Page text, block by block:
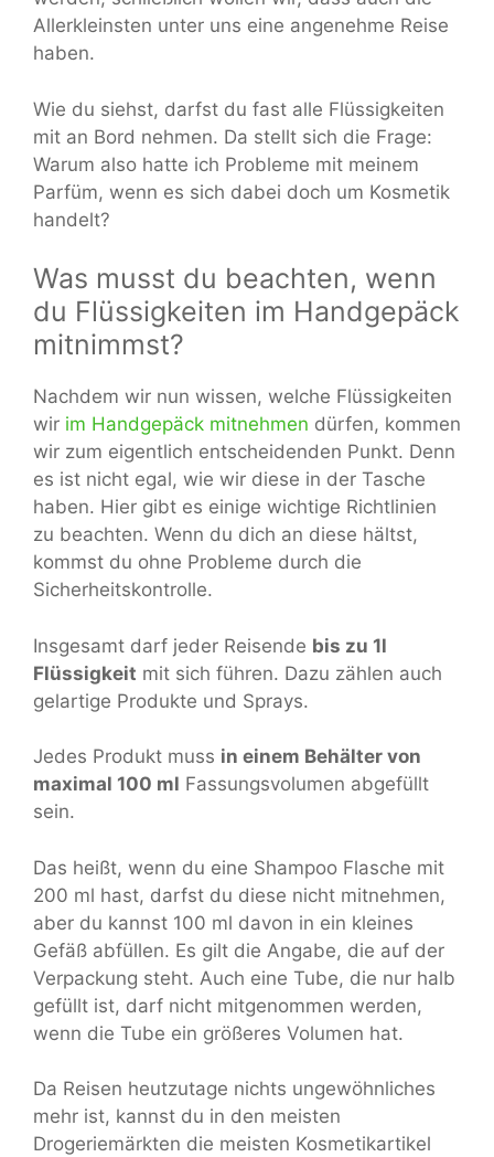
Allerkleinsten unter uns eine angenehme Reise
haben.
Wie du siehst, darfst du fast alle Flüssigkeiten
mit an Bord nehmen. Da stellt sich die Frage:
Warum also hatte ich Probleme mit meinem
Parfüm, wenn es sich dabei doch um Kosmetik
handelt?
Was musst du beachten, wenn
du Flüssigkeiten im Handgepäck
mitnimmst?
Nachdem wir nun wissen, welche Flüssigkeiten
wir im Handgepäck mitnehmen dürfen, kommen
wir zum eigentlich entscheidenden Punkt. Denn
es ist nicht egal, wie wir diese in der Tasche
haben. Hier gibt es einige wichtige Richtlinien
zu beachten. Wenn du dich an diese hältst,
kommst du ohne Probleme durch die
Sicherheitskontrolle.
Insgesamt darf jeder Reisende bis zu 1l
Flüssigkeit mit sich führen. Dazu zählen auch
gelartige Produkte und Sprays.
Jedes Produkt muss in einem Behälter von
maximal 100 ml Fassungsvolumen abgefüllt
sein.
Das heißt, wenn du eine Shampoo Flasche mit
200 ml hast, darfst du diese nicht mitnehmen,
aber du kannst 100 ml davon in ein kleines
Gefäß abfüllen. Es gilt die Angabe, die auf der
Verpackung steht. Auch eine Tube, die nur halb
gefüllt ist, darf nicht mitgenommen werden,
wenn die Tube ein größeres Volumen hat.
Da Reisen heutzutage nichts ungewöhnliches
mehr ist, kannst du in den meisten
Drogeriemärkten die meisten Kosmetikartikel